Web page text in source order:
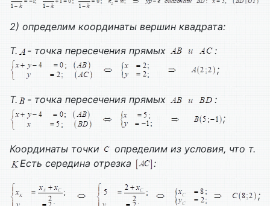
2) определим координаты вершин квадрата:
Т.
- точка пересечения прямых
:
;
Т. - точка пересечения прямых
:
;
Координаты точки
определим из условия, что т.
Есть середина отрезка
:
;